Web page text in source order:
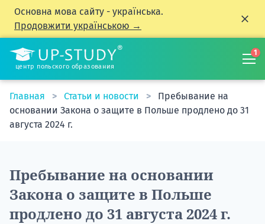
Основна мова сайту - українська.
Продовжити українською →
центр польского образования
1
Главная Статьи и новости
Пребывание на
основании Закона о защите в Польше продлено до 31
августа 2024 г.
Пребывание на основании
Закона о защите в Польше
продлено до 31 августа 2024 г.